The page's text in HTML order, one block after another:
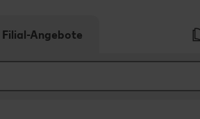
Filial-Angebote